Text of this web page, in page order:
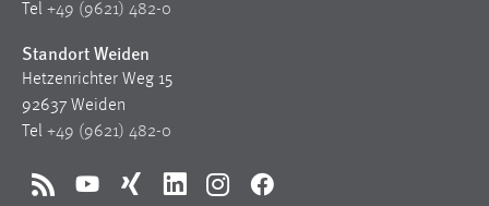
Tel +49 (9621) 482-0
Standort Weiden
Hetzenrichter Weg 15
92637 Weiden
Tel +49 (9621) 482-0
RSS YouTubeXing LinkedInInstagramFacebook